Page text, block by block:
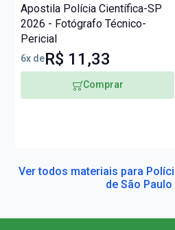
Apostila Polícia Científica-SP
2026 - Fotógrafo Técnico-
Pericial
6x deR$ 11,33
Comprar
Ver todos materiais para
de São